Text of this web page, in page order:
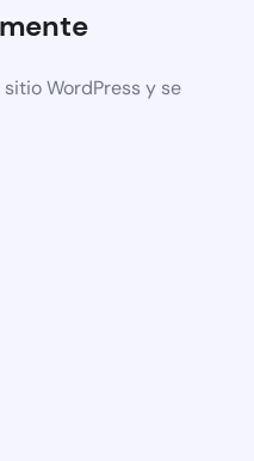
WordPress y se